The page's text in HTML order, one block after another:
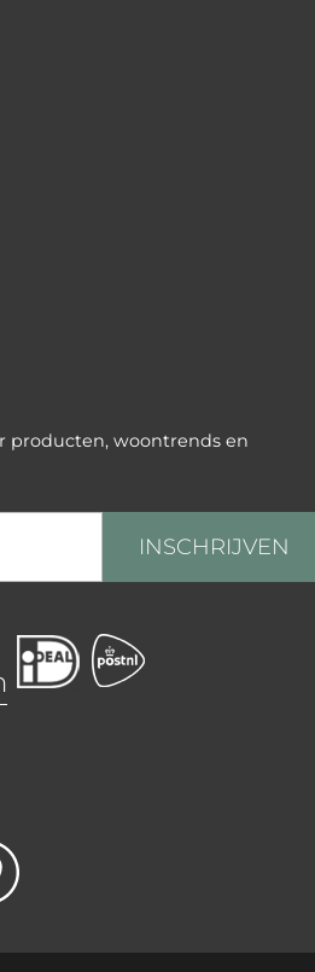
producten, woontrends en
INSCHRIJVEN